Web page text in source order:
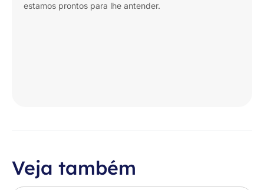
estamos prontos para lhe antender.
Veja também